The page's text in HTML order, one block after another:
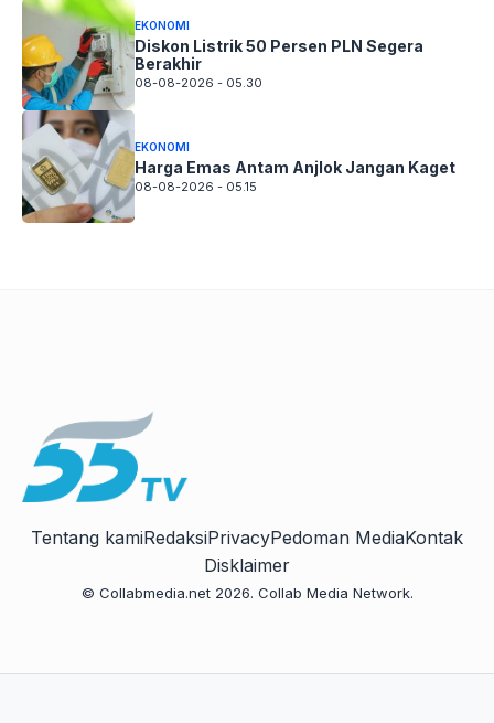
EKONOMI
Diskon Listrik 50 Persen PLN Segera
Berakhir
08-08-2026 - 05.30
EKONOMI
Harga Emas Antam Anjlok Jangan Kaget
08-08-2026 - 05.15
Tentang kamiRedaksiPrivacyPedoman MediaKontak
Disklaimer
© Collabmedia.net 2026. Collab Media Network.